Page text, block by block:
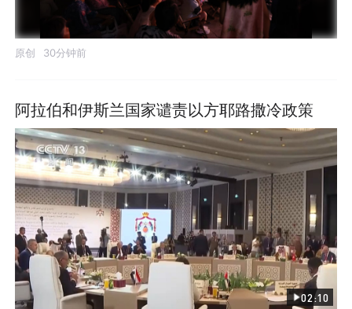
原创 30分钟前
阿拉伯和伊斯兰国家谴责以方耶路撒冷政策
02:10